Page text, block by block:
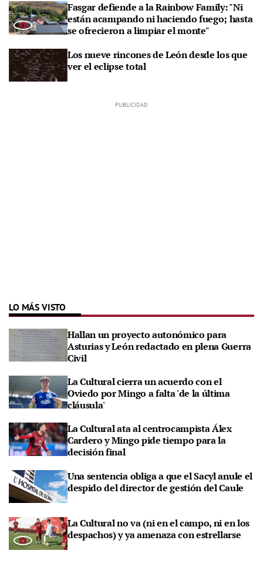
Fasgar defiende a la Rainbow Family: "Ni
están acampando ni haciendo fuego; hasta
se ofrecieron a limpiar el monte"
Los nueve rincones de León desde los que
ver el eclipse total
LO MÁS VISTO
Hallan un proyecto autonómico para
Asturias y León redactado en plena Guerra
Civil
La Cultural cierra un acuerdo con el
Oviedo por Mingo a falta 'de la última
cláusula'
La Cultural ata al centrocampista Álex
Cardero y Mingo pide tiempo para la
decisión final
Una sentencia obliga a que el Sacyl anule el
despido del director de gestión del Caule
La Cultural no va (ni en el campo, ni en los
despachos) y ya amenaza con estrellarse